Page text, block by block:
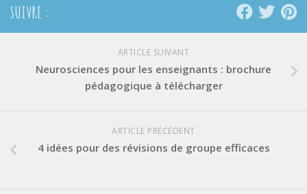
SUIVRE :
ARTICLE SUIVANT
Neurosciences pour les enseignants : brochure
pédagogique à télécharger
ARTICLE PRÉCÉDENT
4 idées pour des révisions de groupe efficaces